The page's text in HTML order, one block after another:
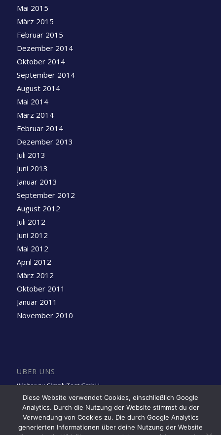
Mai 2015
März 2015
Februar 2015
Dezember 2014
Oktober 2014
September 2014
August 2014
Mai 2014
März 2014
Februar 2014
Dezember 2013
Juli 2013
Juni 2013
Januar 2013
September 2012
August 2012
Juli 2012
Juni 2012
Mai 2012
April 2012
März 2012
Oktober 2011
Januar 2011
November 2010
ÜBER UNS
Weiter zu SimplyTest GmbH
Folge uns auf LinkedIn
Diese Website verwendet Cookies, einschließlich Google
Analytics. Durch die Nutzung der Website stimmst du der
Verwendung von Cookies zu. Die durch Google Analytics
generierten Informationen über deine Nutzung der Website